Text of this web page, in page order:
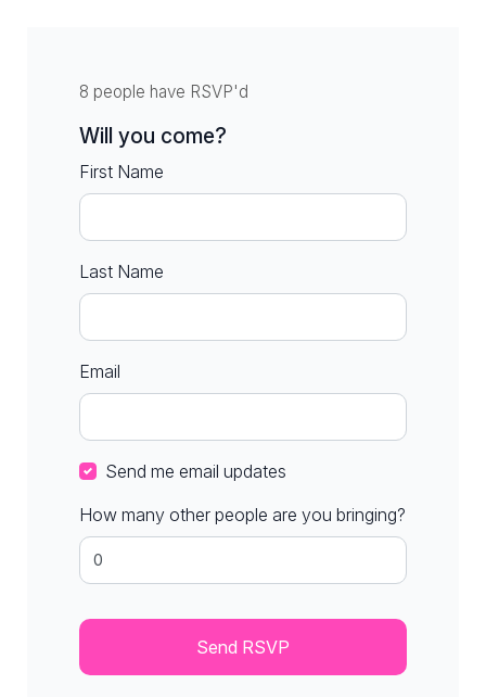
8 people have RSVP'd
Will you come?
First Name
Last Name
Email
Send me email updates
How many other people are you bringing?